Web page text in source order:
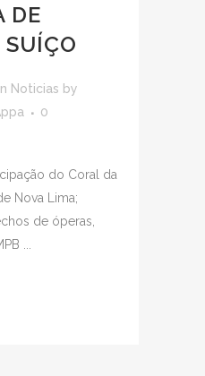
DE
SUÍÇO
Noticias by
0
do Coral da
Nova Lima;
de óperas,
...